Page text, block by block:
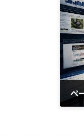
ペ